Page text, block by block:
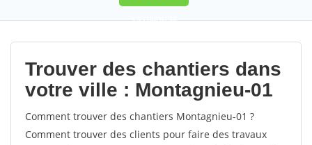
9,5(100%)46
votes
Trouver des chantiers dans
votre ville : Montagnieu-01
Comment trouver des chantiers Montagnieu-01 ?
Comment trouver des clients pour faire des travaux